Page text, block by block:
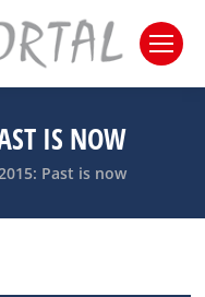
IS NOW
Past is now